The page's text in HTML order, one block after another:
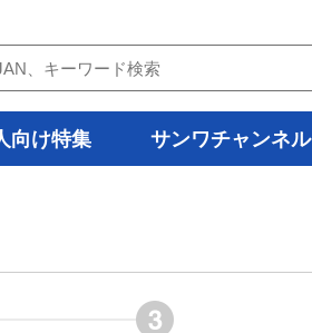
向け特集 サンワチャンネル